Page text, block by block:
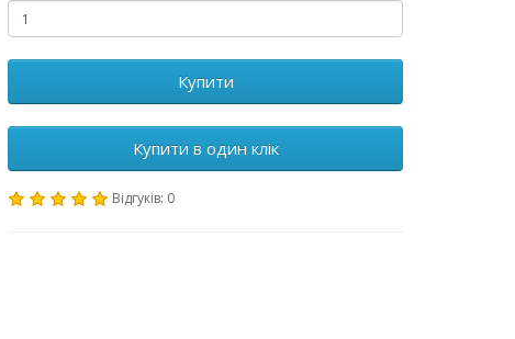
Купити
Купити в один клік
Відгуків: 0